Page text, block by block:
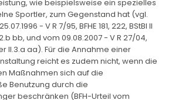
wie beispielsweise ein spezielles
Sportler, zum Gegenstand hat (vgl.
- V R 7/95, BFHE 181, 222, BStBl II
bb, und vom 09.08.2007 - V R 27/04,
II.3.a aa). Für die Annahme einer
reicht es zudem nicht, wenn die
Maßnahmen sich auf die
Benutzung durch die
beschränken (BFH-Urteil vom